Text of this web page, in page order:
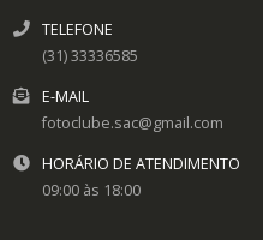
TELEFONE
(31) 33336585
E-MAIL
fotoclube.sac@gmail.com
HORÁRIO DE ATENDIMENTO
09:00 às 18:00